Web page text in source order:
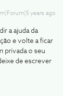
years ago
a ajuda da
e volte a ficar
privada o seu
de escrever